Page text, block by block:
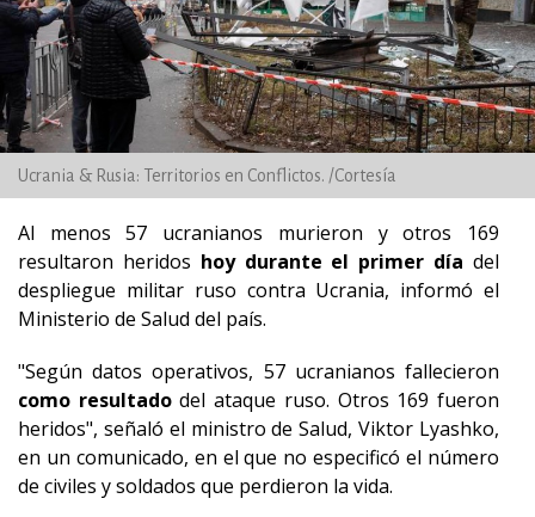
Ucrania & Rusia: Territorios en Conflictos. /Cortesía
Al menos 57 ucranianos murieron y otros 169
resultaron heridos hoy durante el primer día del
despliegue militar ruso contra Ucrania, informó el
Ministerio de Salud del país.
"Según datos operativos, 57 ucranianos fallecieron
como resultadodel ataque ruso. Otros 169 fueron
heridos", señaló el ministro de Salud, Viktor Lyashko,
en un comunicado, en el que no especificó el número
de civiles y soldados que perdieron la vida.